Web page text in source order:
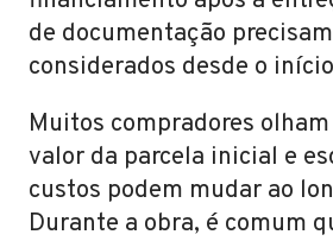
de documentação
considerados desde o
Muitos compradores
valor da parcela inicial e
custos podem mudar ao
Durante a obra, é comum